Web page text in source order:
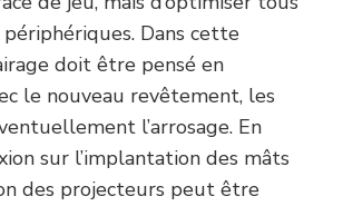
Dans cette
doit être pensé en
le nouveau revêtement, les
l’arrosage. En
sur l’implantation des mâts
des projecteurs peut être